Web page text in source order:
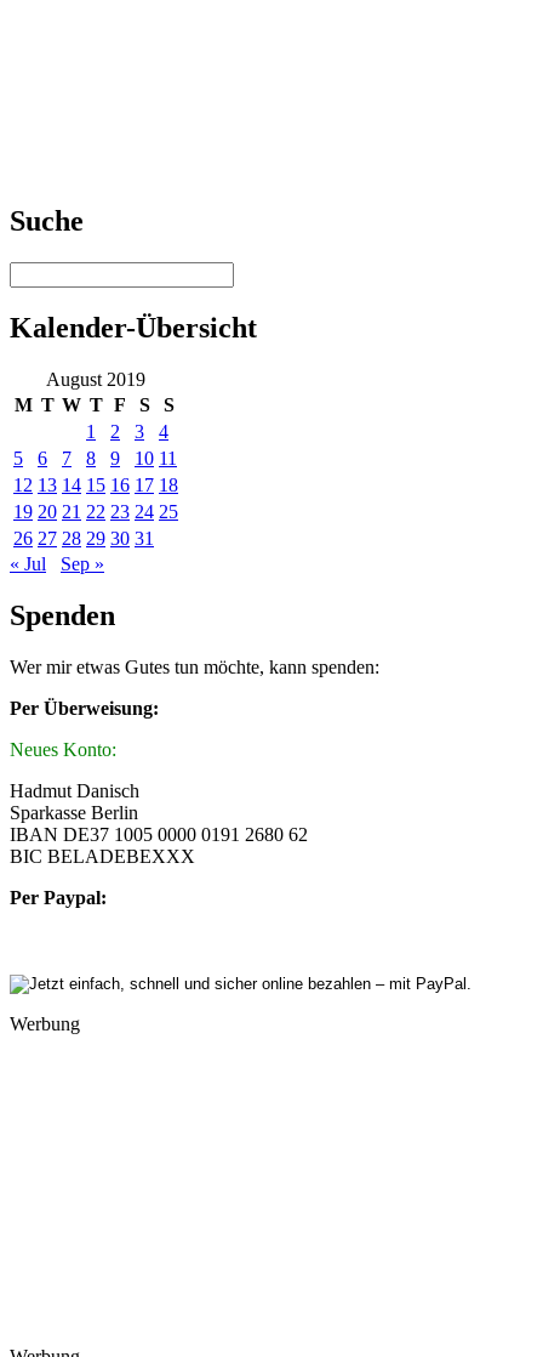
Suche
Kalender-Übersicht
August 2019
M T W T F S
S
1
2 3
4
5
6 7 8 9 10 11
12 13 14 15 16 17 18
19 20 21 22 23 24 25
26 27 28 29 30 31
« Jul
Sep »
Spenden
Wer mir etwas Gutes tun möchte, kann spenden:
Per Überweisung:
Neues Konto:
Hadmut Danisch
Sparkasse Berlin
IBAN DE37 1005 0000 0191 2680 62
BIC BELADEBEXXX
Per Paypal:
Werbung